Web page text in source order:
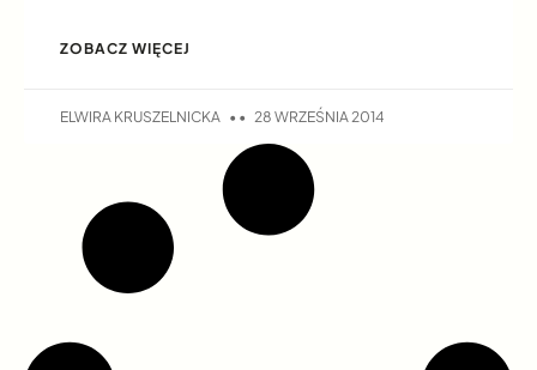
ZOBACZ WIĘCEJ
ELWIRA KRUSZELNICKA 28 WRZEŚNIA 2014